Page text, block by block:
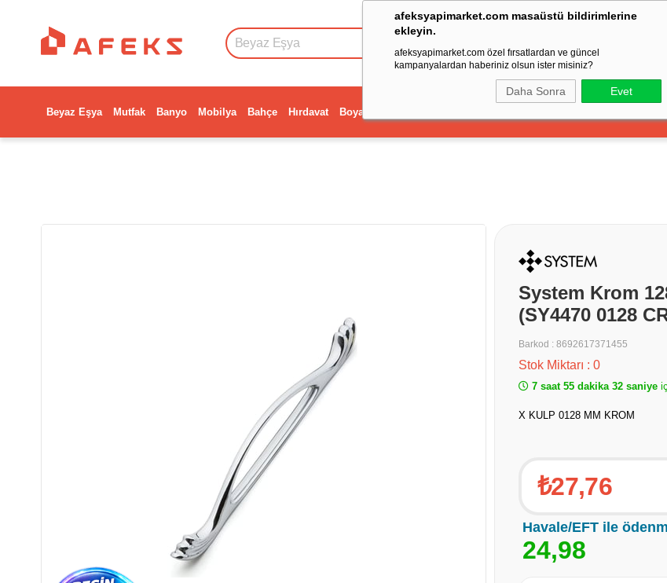
afeksyapimarket.com masaüstü bildirimlerine
ekleyin.
afeksyapimarket.com özel fırsatlardan ve güncel
kampanyalardan haberiniz olsun ister misiniz?
Daha Sonra Evet
Beyaz Eşya Mutfak Banyo Mobilya Bahçe Hırdavat Boya Dekorasyon ve
System Krom
(SY4470 0128
Barkod : 8692617371455
Stok Miktarı : 0
7 saat 55 dakika 32 saniye
X KULP 0128 MM KROM
₺27,76
Havale/EFT ile
24,98